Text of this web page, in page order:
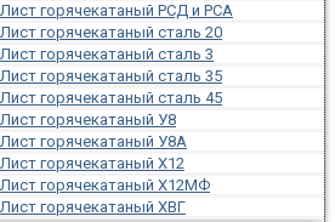
Лист горячекатаный РСД и РСА
Лист горячекатаный сталь 20
Лист горячекатаный сталь 3
Лист горячекатаный сталь 35
Лист горячекатаный сталь 45
Лист горячекатаный У8
Лист горячекатаный У8А
Лист горячекатаный Х12
Лист горячекатаный Х12МФ
Лист горячекатаный ХВГ